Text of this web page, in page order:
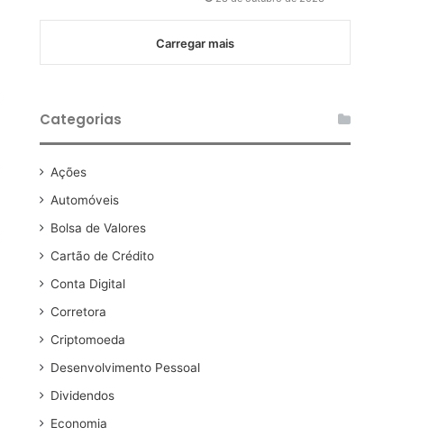
Carregar mais
Categorias
Ações
Automóveis
Bolsa de Valores
Cartão de Crédito
Conta Digital
Corretora
Criptomoeda
Desenvolvimento Pessoal
Dividendos
Economia